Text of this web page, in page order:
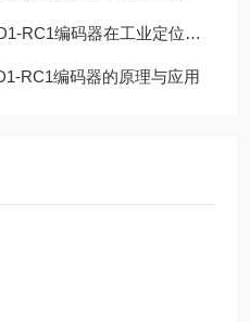
编码器在工业定位中的应用
RC1编码器的原理与应用